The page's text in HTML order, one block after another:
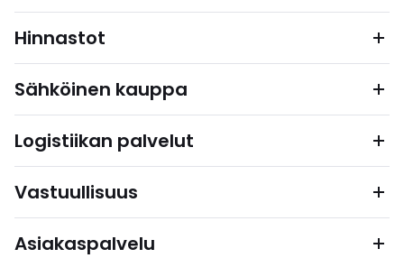
Hinnastot
Sähköinen kauppa
Logistiikan palvelut
Vastuullisuus
Asiakaspalvelu